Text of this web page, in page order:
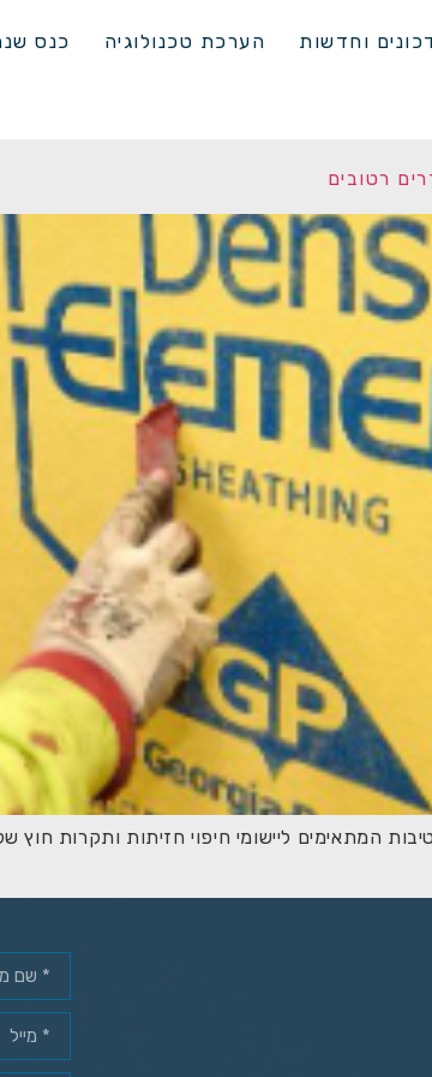
וחדשות הערכת טכנולוגיה כנס
המתאימים ליישומי חיפוי חזיתות ותקרות